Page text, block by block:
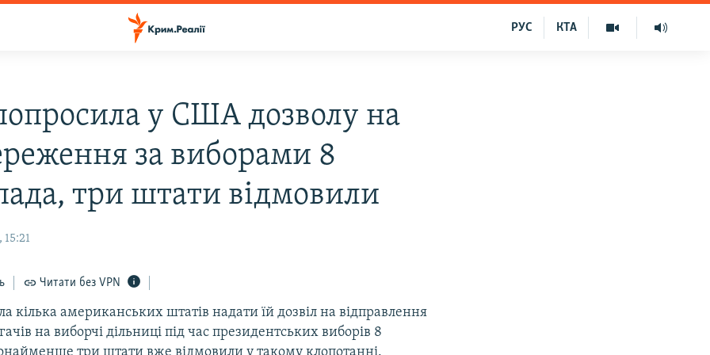
КТА
РУС
у США дозволу на
за виборами 8
три штати відмовили
Читати без VPN
кілька американських штатів надати їй дозвіл на відправлення
на виборчі дільниці під час президентських виборів 8